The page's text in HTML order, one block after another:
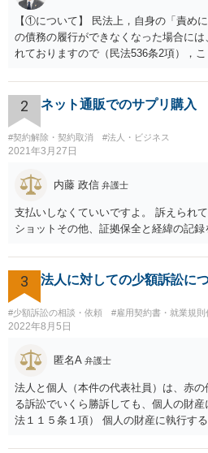
【①について】 民法上，自身の「責め
の債務の履行ができなくなった場合に
れておりますので（民法536条2項），
現在の各宣言や要請は，強制力のある
設が滅失してしまった場合と異なり，
なったとまではいえないかと思われま
でキャンセルを申し出たとすれば，形式
たといえる可能性は考えられます。 一
婚式場等の施設についても，解釈によ
して，休止要請の対象と考える余地は
解釈を採った場合，強制力はないまで
となる外部的要因があったとして，顧
め，安易に請求ができると考えるのは
に全額の請求が不可能となっても，これ
当分の報酬の範囲であれば，中途終了時
当利得返還請求として，支払いを求め
えない場合，基本的には代理人を介し
確実に認められる事案ではないと思われ
わず，協議によって適切な範囲での支
良いかと思われます。 【③について】
2 ネット通販でのサプリ購入
#契約解除・契約取消 #法人・ビジネス
2021年3月27日
内藤 政信 弁護士
支払いしなくていいですよ。 訴えられ
ショットその他、証拠保全と経緯の記
3 法人に対しての少額訴訟に
#少額訴訟の相談・依頼 #雇用契約書・就業規則
2022年8月5日
匿名A 弁護士
法人と個人（本件の代表社員）は、赤
る訴訟でいくら勝訴しても、個人の財
法１１５条１項） 個人の財産に執行す